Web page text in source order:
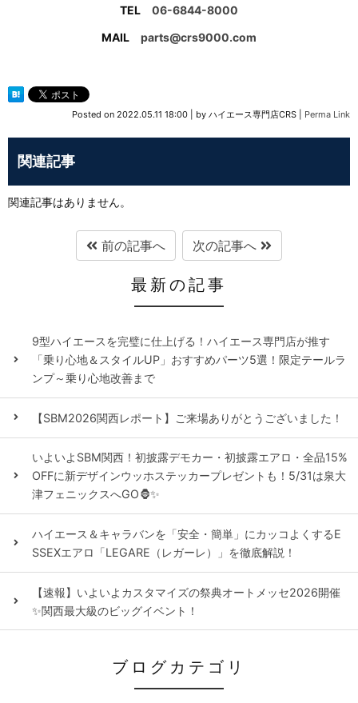
TEL 06-6844-8000
MAIL parts@crs9000.com
Posted on 2022.05.11 18:00 by ハイエース専門店CRS Perma Link
関連記事
関連記事はありません。
前の記事へ 次の記事へ
最新の記事
9型ハイエースを完璧に仕上げる！ハイエース専門店が推す
「乗り心地＆スタイルUP」おすすめパーツ5選！限定テールラ
ンプ～乗り心地改善まで
【SBM2026関西レポート】ご来場ありがとうございました！
いよいよSBM関西！初披露デモカー・初披露エアロ・全品15%
OFFに新デザインウッホステッカープレゼントも！5/31は泉大
津フェニックスへGO🦍✨
ハイエース＆キャラバンを「安全・簡単」にカッコよくするE
SSEXエアロ「LEGARE（レガーレ）」を徹底解説！
【速報】いよいよカスタマイズの祭典オートメッセ2026開催
✨関西最大級のビッグイベント！
ブログカテゴリ